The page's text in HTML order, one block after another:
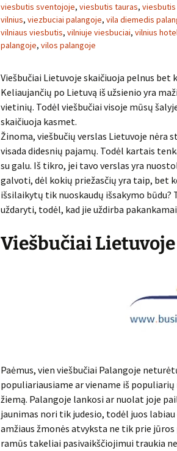
viesbutis sventojoje, viesbutis tauras, viesbutis
vilnius, viezbuciai palangoje, vila diemedis
vilniaus viesbutis, vilniuje viesbuciai, vilnius
palangoje, vilos palangoje
Viešbučiai Lietuvoje skaičiuoja pelnus bet
Keliaujančių po Lietuvą iš užsienio yra
vietinių. Todėl viešbučiai visoje mūsų
skaičiuoja kasmet.
Žinoma, viešbučių verslas Lietuvoje
visada didesnių pajamų. Todėl kartais
su galu. Iš tikro, jei tavo verslas yra
galvoti, dėl kokių priežasčių yra taip, bet
išsilaikytų tik nuoskaudų išsakymo
uždaryti, todėl, kad jie uždirba
Viešbučiai Lietuvoje
Paėmus, vien viešbučiai Palangoje
populiariausiame ar viename iš
žiemą. Palangoje lankosi ar nuolat joje
jaunimas nori tik judesio, todėl juos
amžiaus žmonės atvyksta ne tik prie
ramūs takeliai pasivaikščiojimui traukia